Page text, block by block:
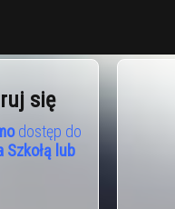
się
dostęp do
Szkołą lub